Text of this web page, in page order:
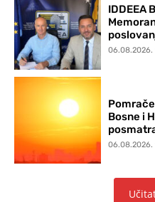
IDDEEA
06.08.2026.
Bosne i
06.08.2026.